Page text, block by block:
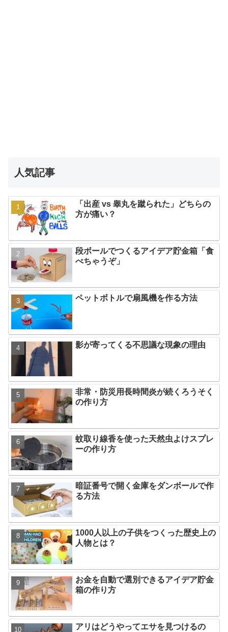
人気記事
「出産 vs 睾丸を蹴られた」どちらの
方が痛い？
段ボールでつくるアイデア貯金箱「食
べちゃうぞ」
ペットボトルで扇風機を作る方法
影が寄ってくる不思議な現象の理由
非常・防災用長時間炎が続くろうそく
の作り方
蚊取り線香を使った天然虫よけスプレ
ーの作り方
暗証番号で開く金庫をダンボールで作
る方法
1000人以上の子供をつくった歴史上の
人物とは？
お金を自動で選別できるアイデア貯金
箱の作り方
アリはどうやってエサを見つけるの